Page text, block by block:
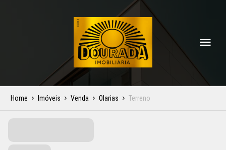
Home Imóveis Venda Olarias Terreno